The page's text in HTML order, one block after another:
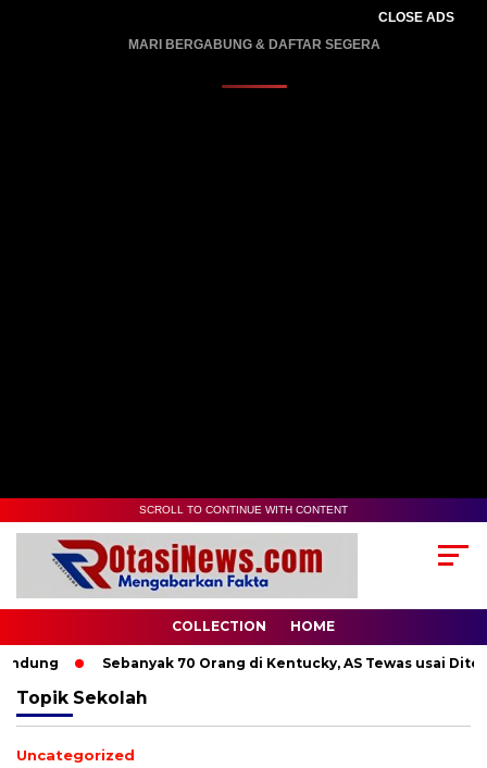
CLOSE ADS
MARI BERGABUNG & DAFTAR SEGERA
SCROLL TO CONTINUE WITH CONTENT
COLLECTION HOME
Sebanyak 70 Orang di Kentucky, AS Tewas usai
Topik Sekolah
Uncategorized